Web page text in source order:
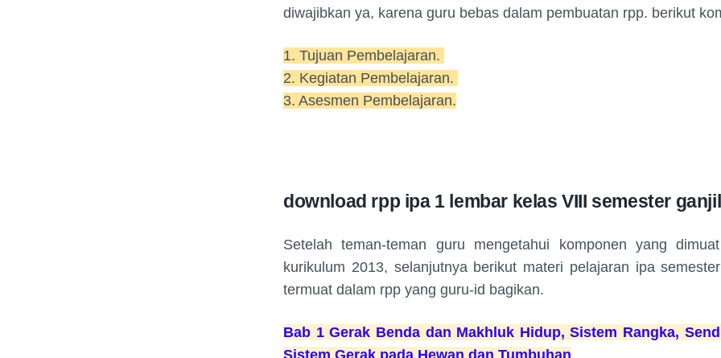
diwajibkan ya, karena guru bebas dalam pembuatan rpp. berikut
1. Tujuan Pembelajaran.
2. Kegiatan Pembelajaran.
3. Asesmen Pembelajaran.
download rpp ipa 1 lembar kelas VIII semester ganjil
Setelah teman-teman guru mengetahui komponen yang
kurikulum 2013, selanjutnya berikut materi pelajaran ipa
termuat dalam rpp yang guru-id bagikan.
Bab 1 Gerak Benda dan Makhluk Hidup, Sistem Rangka,